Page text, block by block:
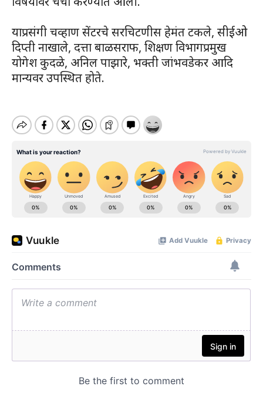
याप्रसंगी चव्हाण सेंटरचे सरचिटणीस हेमंत टकले, सीईओ
दिप्ती नाखाले, दत्ता बाळसराफ, शिक्षण विभागप्रमुख
योगेश कुदळे, अनिल पाझारे, भक्ती जांभवडेकर आदि
मान्यवर उपस्थित होते.